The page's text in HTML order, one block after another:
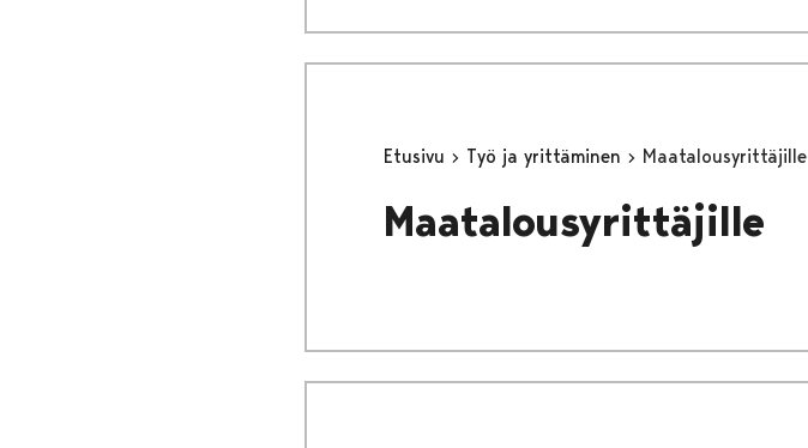
Etusivu Työ ja yrittäminen Maatalousyrittäjille
Maatalousyrittäjille